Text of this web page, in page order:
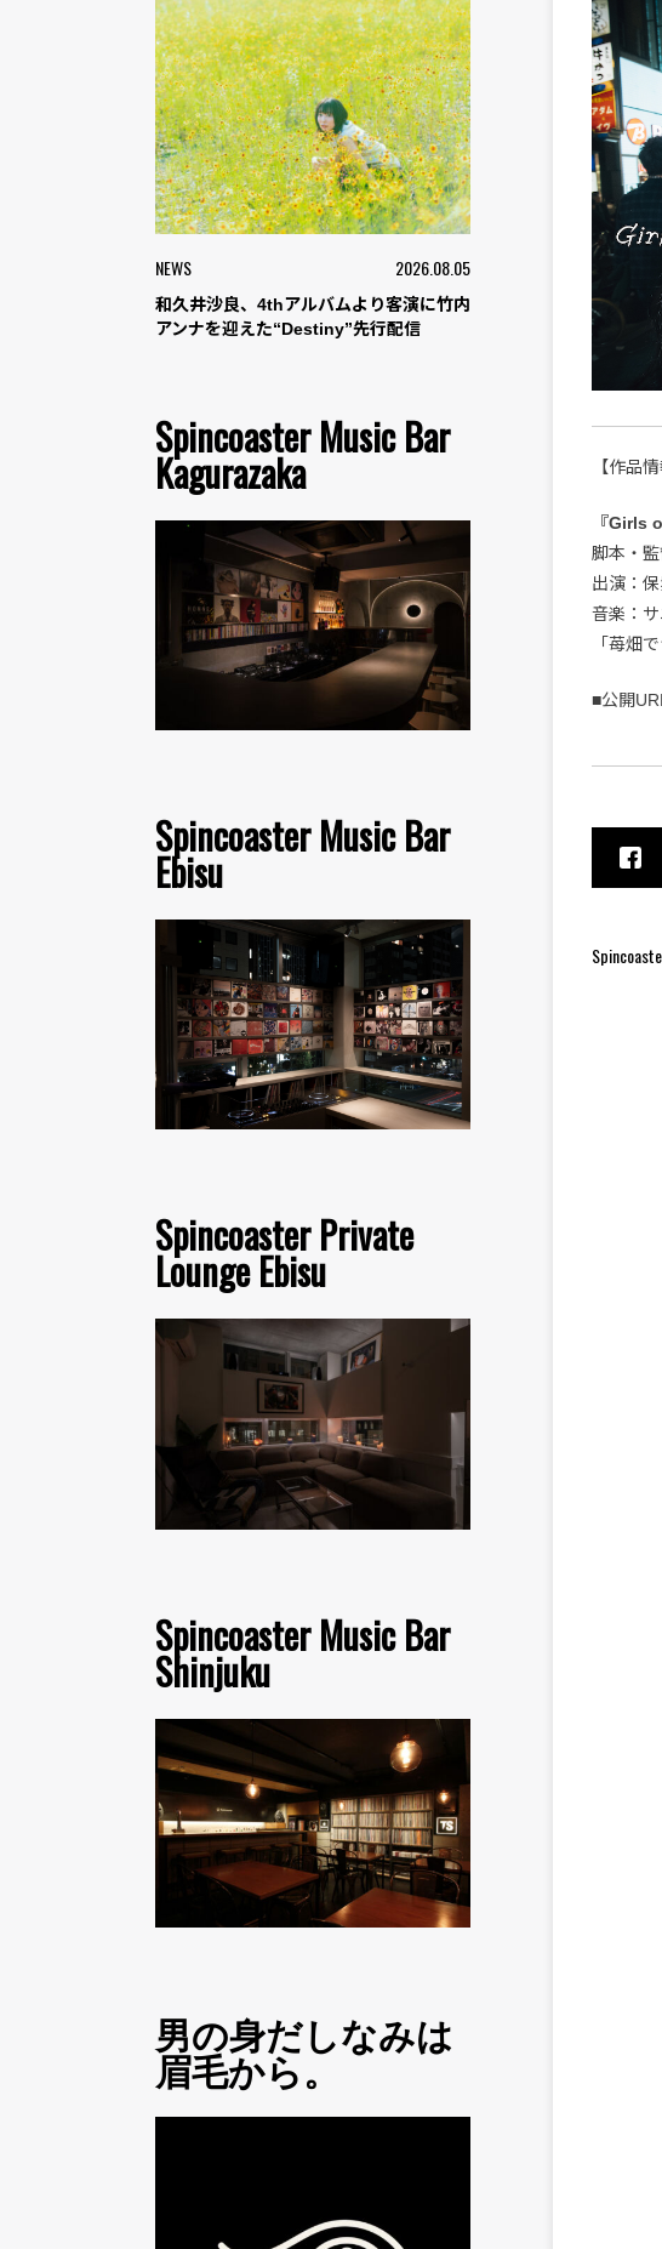
NEWS 2026.08.05
和久井沙良、4thアルバムより客演に竹内
アンナを迎えた“Destiny”先行配信
Spincoaster Music Bar
Kagurazaka
Spincoaster Music Bar
Ebisu
Spincoaster Private
Lounge Ebisu
Spincoaster Music Bar
Shinjuku
男の身だしなみは
眉毛から。
【作品情
『Girls
脚本・
出演：
音楽：
「苺畑
■公開